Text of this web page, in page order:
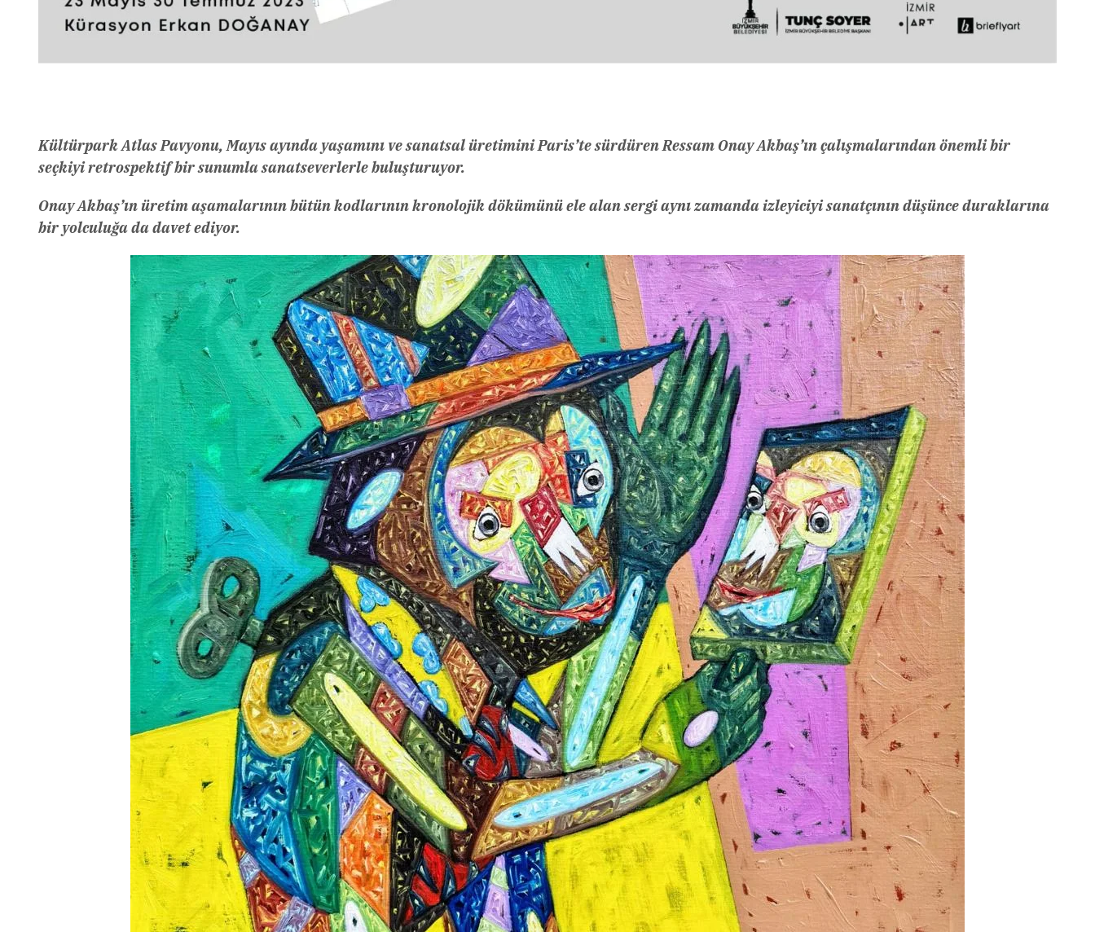
Kültürpark Atlas Pavyonu, Mayıs ayında yaşamını ve sanatsal üretimini Paris’te sürdüren Ressam Onay Akbaş’ın çalışmalarından önemli bir
seçkiyi retrospektif bir sunumla sanatseverlerle buluşturuyor.
Onay Akbaş’ın üretim aşamalarının bütün kodlarının kronolojik dökümünü ele alan sergi aynı zamanda izleyiciyi sanatçının düşünce duraklarına
bir yolculuğa da davet ediyor.